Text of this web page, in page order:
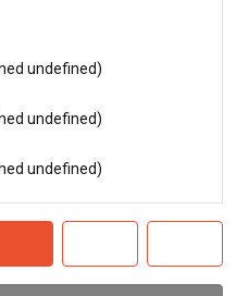
undefined)
undefined)
undefined)